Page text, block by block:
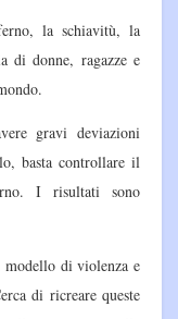
la schiavitù, la
di donne, ragazze e
gravi deviazioni
basta controllare il
I risultati sono
di violenza e
di ricreare queste